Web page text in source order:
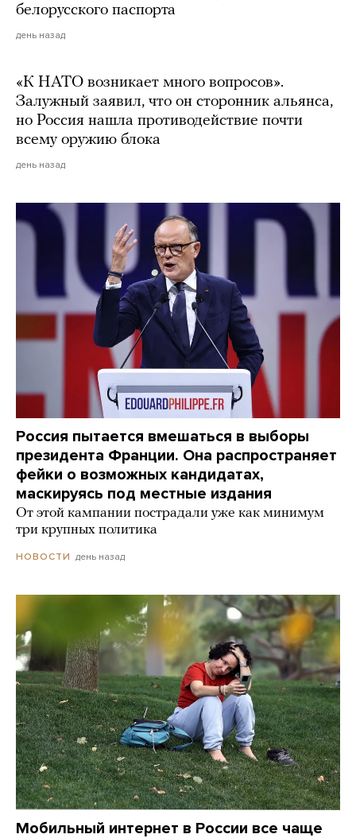
белорусского паспорта
день назад
«К НАТО возникает много вопросов».
Залужный заявил, что он сторонник альянса,
но Россия нашла противодействие почти
всему оружию блока
день назад
Россия пытается вмешаться в выборы
президента Франции. Она распространяет
фейки о возможных кандидатах,
маскируясь под местные издания
От этой кампании пострадали уже как минимум
три крупных политика
НОВОСТИ день назад
Мобильный интернет в России все чаще